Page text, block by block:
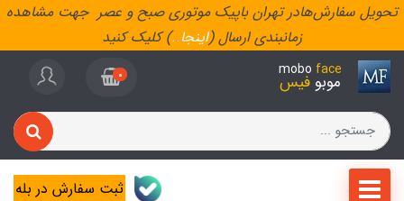
تحویل سفارش‌هادر تهران باپیک موتوری صبح و عصر جهت مشاهده
زمانبندی ارسال (اینجا..) کلیک کنید
mobo face
موبو فیس 0
ثبت سفارش در بله